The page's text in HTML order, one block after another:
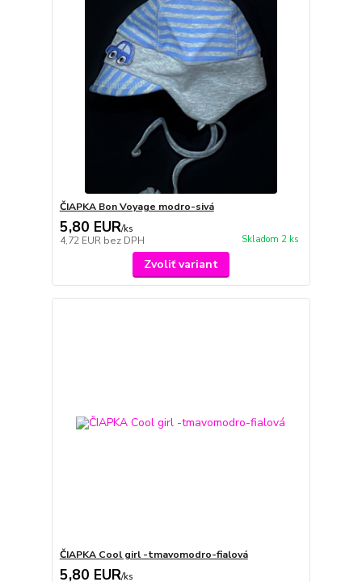
ČIAPKA Bon Voyage modro-sivá
5,80 EUR/ks
4,72 EUR bez DPH Skladom 2 ks
Zvoliť variant
ČIAPKA Cool girl -tmavomodro-fialová
5,80 EUR/ks